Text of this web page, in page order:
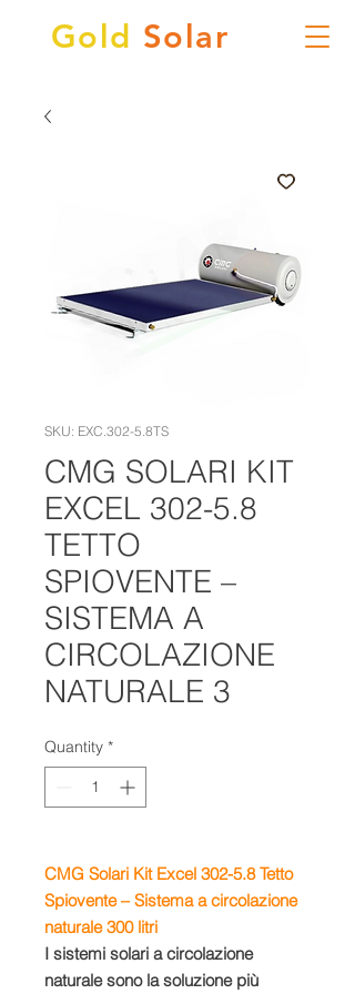
Gold Solar
SKU: EXC.302-5.8TS
CMG SOLARI KIT
EXCEL 302-5.8
TETTO
SPIOVENTE –
SISTEMA A
CIRCOLAZIONE
NATURALE 3
Quantity *
CMG Solari Kit Excel 302-5.8 Tetto
Spiovente – Sistema a circolazione
naturale 300 litri
I sistemi solari a circolazione
naturale sono la soluzione più